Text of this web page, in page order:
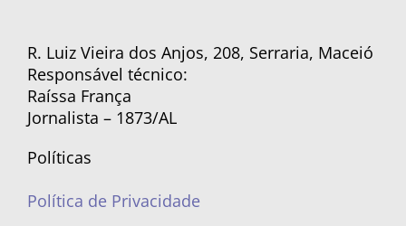
R. Luiz Vieira dos Anjos, 208, Serraria, Maceió
Responsável técnico:
Raíssa França
Jornalista – 1873/AL
Políticas
Política de Privacidade